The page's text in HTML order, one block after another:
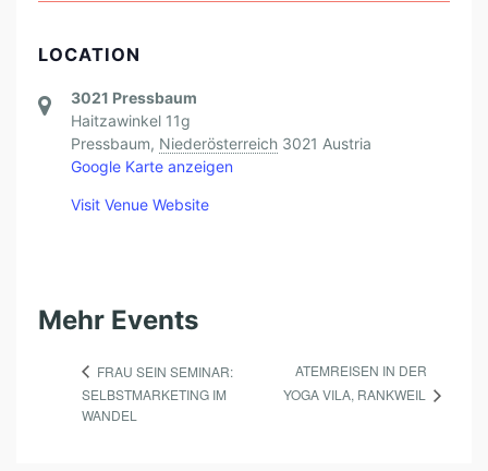
LOCATION
3021 Pressbaum
Haitzawinkel 11g
Pressbaum, Niederösterreich 3021 Austria
Google Karte anzeigen
Visit Venue Website
Mehr Events
FRAU SEIN SEMINAR:
SELBSTMARKETING IM
WANDEL
ATEMREISEN IN DER
YOGA VILA, RANKWEIL